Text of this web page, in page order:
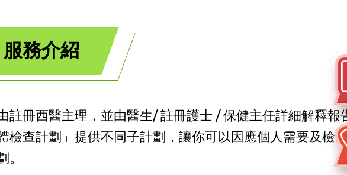
服務介紹
註冊西醫主理，並由醫生/ 註冊護士 / 保健主任詳細解釋報
檢查計劃」提供不同子計劃，讓你可以因應個人需要及檢
。